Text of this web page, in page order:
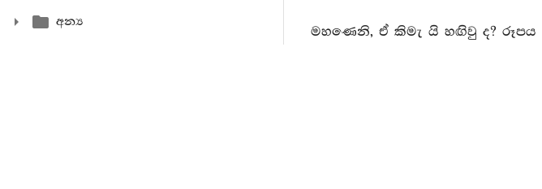
අන්‍ය
මහණෙනි, ඒ කිමැ යි හඟිවු ද? රූපය